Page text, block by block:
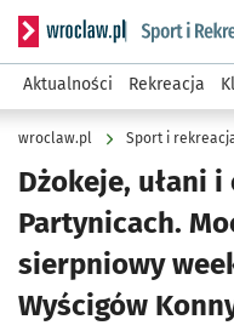
Serwis informacyjny
Aktualności Rekreacja
wroclaw.pl Sport i
Dżokeje, ułani
Partynicach.
sierpniowy
Wyścigów